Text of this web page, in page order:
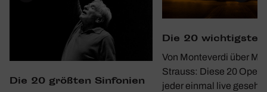
Die 20 größten Sinfo­nien
Die 20
Von Monteverdi über
Strauss: Diese 20
jeder einmal live